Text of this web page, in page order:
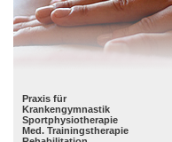
Praxis für
Krankengymnastik
Sportphysiotherapie
Med. Trainingstherapie